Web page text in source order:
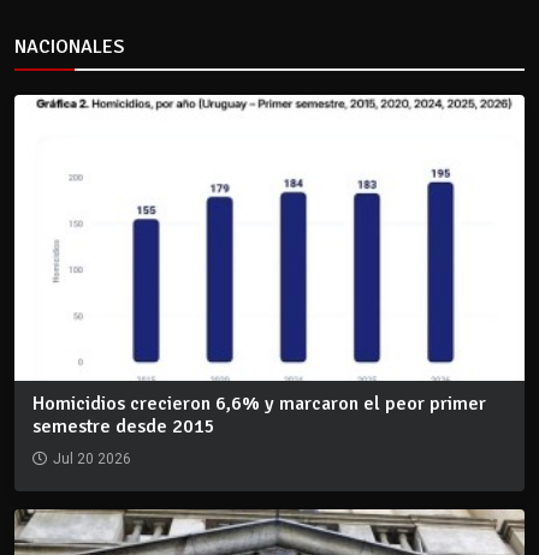
NACIONALES
Homicidios crecieron 6,6% y marcaron el peor primer
semestre desde 2015
Jul 20 2026